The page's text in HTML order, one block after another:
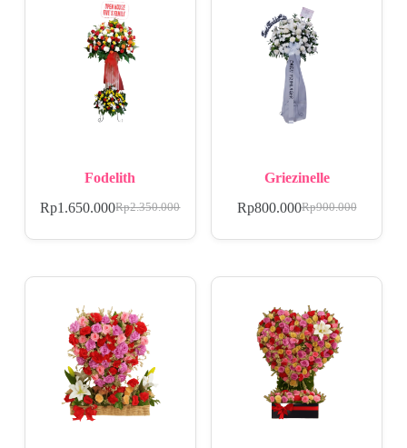
Fodelith
Rp2.350.000
Rp1.650.000
Griezinelle
Rp900.000
Rp800.000